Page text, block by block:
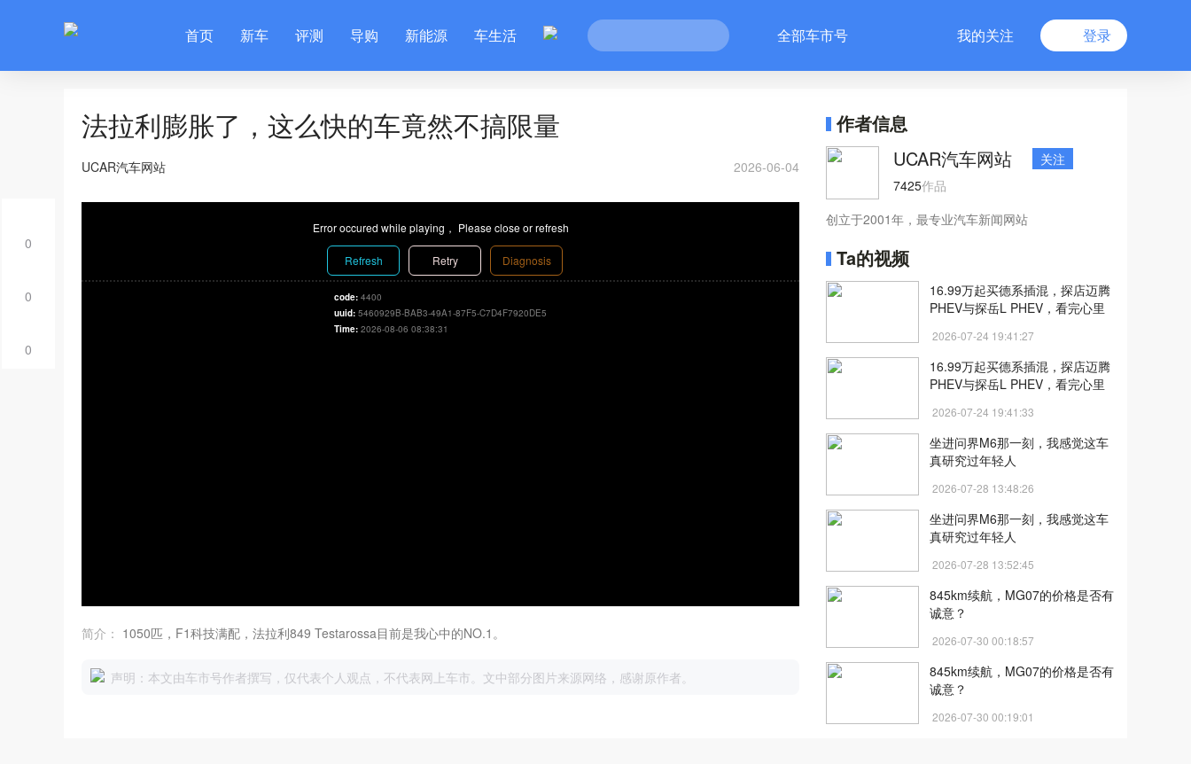
首页 新车 评测 导购 新能源 车生活 全部车市号 我的关注 登录
0
0
0
法拉利膨胀了，这么快的车竟然不搞限量
UCAR汽车网站 2026-06-04
Error occured while playing， Please close or refresh
Refresh Retry Diagnosis
code: 4400
uuid: 5460929B-BAB3-49A1-87F5-C7D4F7920DE5
Time: 2026-08-06 08:38:31
简介： 1050匹，F1科技满配，法拉利849 Testarossa目前是我心中的NO.1。
声明：本文由车市号作者撰写，仅代表个人观点，不代表网上车市。文中部分图片来源网络，感谢原作者。
作者信息
UCAR汽车网站
关注
7425作品
创立于2001年，最专业汽车新闻网站
Ta的视频
16.99万起买德系插混，探店迈腾
PHEV与探岳L PHEV，看完心里
2026-07-24 19:41:27
16.99万起买德系插混，探店迈腾
PHEV与探岳L PHEV，看完心里
2026-07-24 19:41:33
坐进问界M6那一刻，我感觉这车
真研究过年轻人
2026-07-28 13:48:26
坐进问界M6那一刻，我感觉这车
真研究过年轻人
2026-07-28 13:52:45
845km续航，MG07的价格是否有
诚意？
2026-07-30 00:18:57
845km续航，MG07的价格是否有
诚意？
2026-07-30 00:19:01